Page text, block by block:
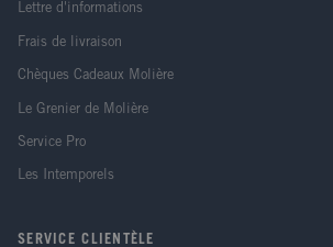
Lettre d'informations
Frais de livraison
Chèques Cadeaux Molière
Le Grenier de Molière
Service Pro
Les Intemporels
SERVICE CLIENTÈLE